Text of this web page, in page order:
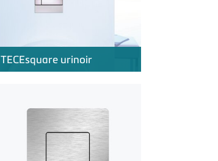
TECEsquare urinoir